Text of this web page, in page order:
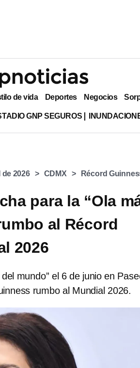
de vida Deportes Negocios
GNP SEGUROS
2026 CDMX Récord
para la “Ola
al Récord
2026
mundo” el 6 de junio en
rumbo al Mundial 2026.